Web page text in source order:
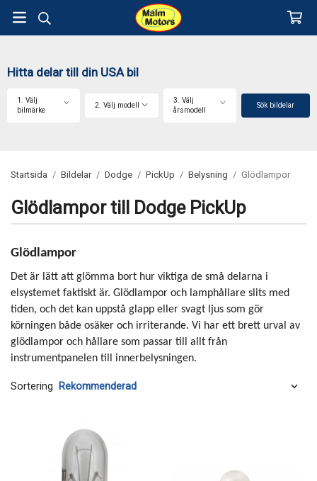
Hitta delar till din USA bil
1. Välj
bilmärke
2. Välj modell
3. Välj
årsmodell
Sök bildelar
Startsida / Bildelar / Dodge / PickUp / Belysning / Glödlampor
Glödlampor till Dodge PickUp
Glödlampor
Det är lätt att glömma bort hur viktiga de små delarna i
elsystemet faktiskt är. Glödlampor och lamphållare slits med
tiden, och det kan uppstå glapp eller svagt ljus som gör
körningen både osäker och irriterande. Vi har ett brett urval av
glödlampor och hållare som passar till allt från
instrumentpanelen till innerbelysningen.
Sortering